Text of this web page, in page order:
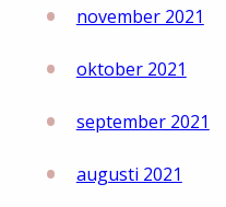
november 2021
oktober 2021
september 2021
augusti 2021